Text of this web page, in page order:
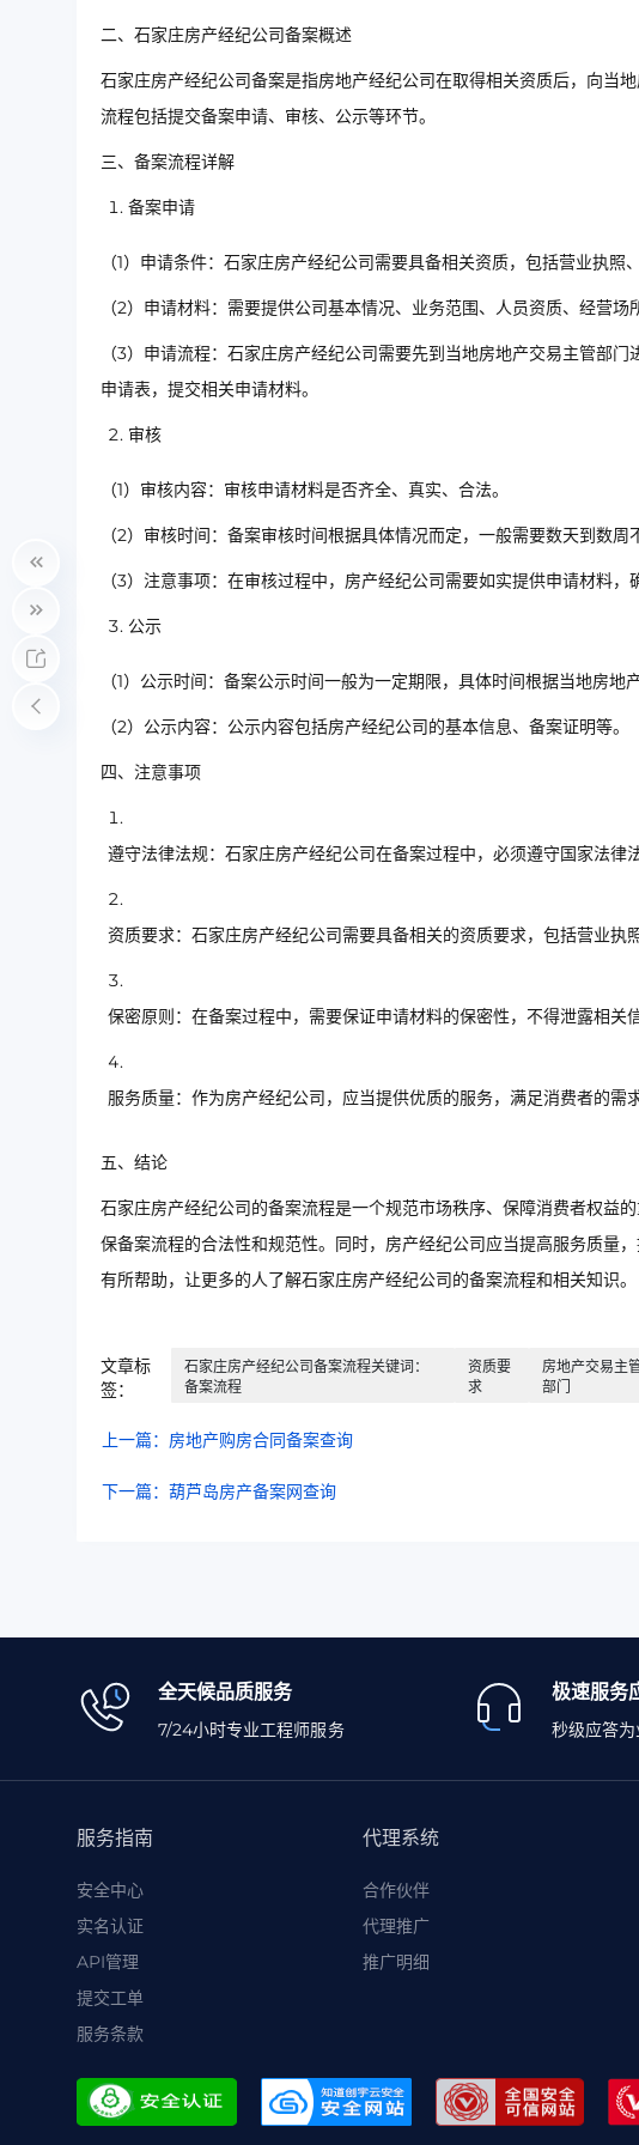
二、石家庄房产经纪公司备案概述
石家庄房产经纪公司备案是指房地产经纪公司在取得相关资质后，向当
流程包括提交备案申请、审核、公示等环节。
三、备案流程详解
备案申请
（1）申请条件：石家庄房产经纪公司需要具备相关资质，包括营业执照
（2）申请材料：需要提供公司基本情况、业务范围、人员资质、经营场
（3）申请流程：石家庄房产经纪公司需要先到当地房地产交易主管部
申请表，提交相关申请材料。
审核
（1）审核内容：审核申请材料是否齐全、真实、合法。
（2）审核时间：备案审核时间根据具体情况而定，一般需要数天到数周
（3）注意事项：在审核过程中，房产经纪公司需要如实提供申请材料，
公示
（1）公示时间：备案公示时间一般为一定期限，具体时间根据当地房地
（2）公示内容：公示内容包括房产经纪公司的基本信息、备案证明等。
四、注意事项
遵守法律法规：石家庄房产经纪公司在备案过程中，必须遵守国家法律
资质要求：石家庄房产经纪公司需要具备相关的资质要求，包括营业执
保密原则：在备案过程中，需要保证申请材料的保密性，不得泄露相关信
服务质量：作为房产经纪公司，应当提供优质的服务，满足消费者的需
五、结论
石家庄房产经纪公司的备案流程是一个规范市场秩序、保障消费者权益
保备案流程的合法性和规范性。同时，房产经纪公司应当提高服务质量
有所帮助，让更多的人了解石家庄房产经纪公司的备案流程和相关知识。
文章标
签：
石家庄房产经纪公司备案流程关键词：
备案流程
资质要
求
房地产交易主
部门
上一篇：房地产购房合同备案查询
下一篇：葫芦岛房产备案网查询
全天候品质服务
7/24小时专业工程师服务
极速服务
秒级应答
服务指南
安全中心
实名认证
API管理
提交工单
服务条款
代理系统
合作伙伴
代理推广
推广明细